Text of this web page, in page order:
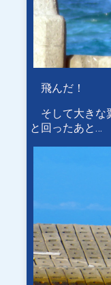
飛んだ！
そして大きな
と回ったあと…